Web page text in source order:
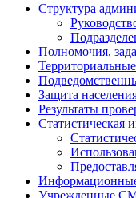
Структура
Полномочия,
Защита
Результаты
Статистическая
Учрежденные